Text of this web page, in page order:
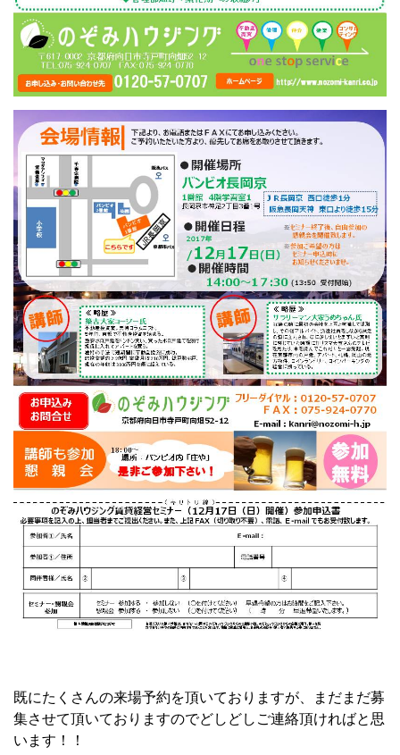
既にたくさんの来場予約を頂いておりますが、まだまだ募
集させて頂いておりますのでどしどしご連絡頂ければと思
います！！